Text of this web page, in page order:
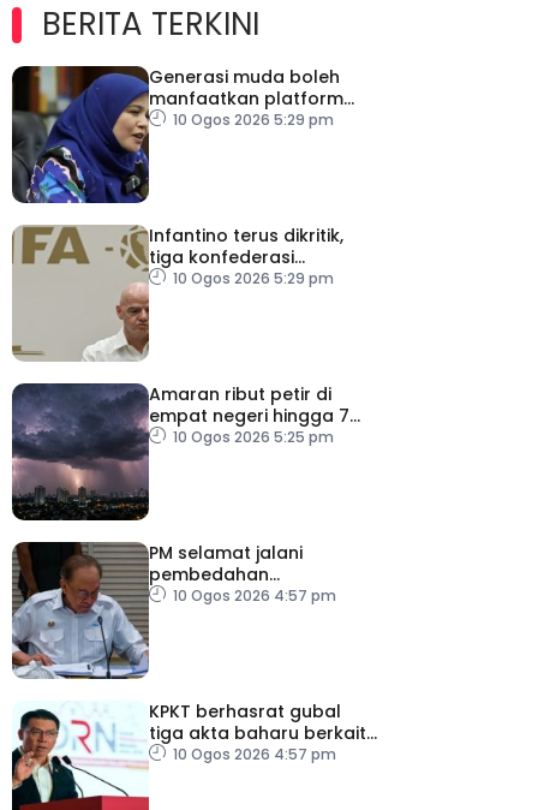
BERITA TERKINI
Generasi muda boleh
manfaatkan platform
digital untuk zahir
10 Ogos 2026 5:29 pm
Infantino terus dikritik,
tiga konfederasi
tegaskan bola sepak
10 Ogos 2026 5:29 pm
Amaran ribut petir di
empat negeri hingga 7
malam
10 Ogos 2026 5:25 pm
PM selamat jalani
pembedahan
laparoskopi rawat hernia
10 Ogos 2026 4:57 pm
KPKT berhasrat gubal
tiga akta baharu berkait
perumahan
10 Ogos 2026 4:57 pm